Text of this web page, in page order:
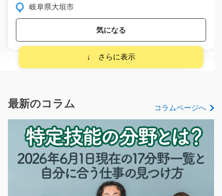
岐阜県大垣市
気になる
自動車部品製造工場での製造補助/y01_01891
す！ 未経験の方も…
時給1350円
愛知県小牧市
気になる
最新のコラム コラムページへ